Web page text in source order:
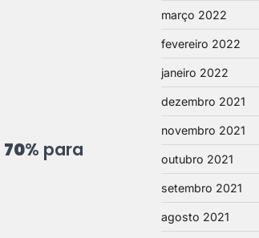
70% para
março 2022
fevereiro 2022
janeiro 2022
dezembro 2021
novembro 2021
outubro 2021
setembro 2021
agosto 2021